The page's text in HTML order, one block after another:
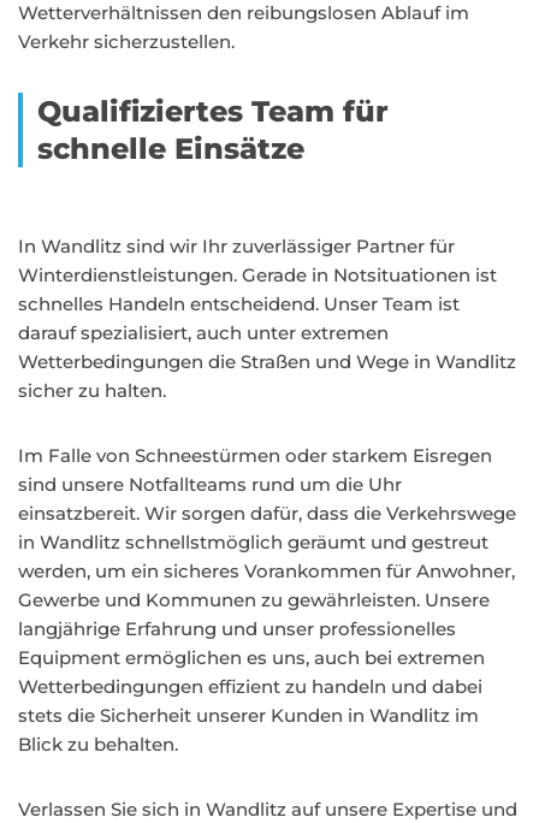
Wetterverhältnissen den reibungslosen Ablauf im
Verkehr sicherzustellen.
Qualifiziertes Team für
schnelle Einsätze
In Wandlitz sind wir Ihr zuverlässiger Partner für
Winterdienstleistungen. Gerade in Notsituationen ist
schnelles Handeln entscheidend. Unser Team ist
darauf spezialisiert, auch unter extremen
Wetterbedingungen die Straßen und Wege in Wandlitz
sicher zu halten.
Im Falle von Schneestürmen oder starkem Eisregen
sind unsere Notfallteams rund um die Uhr
einsatzbereit. Wir sorgen dafür, dass die Verkehrswege
in Wandlitz schnellstmöglich geräumt und gestreut
werden, um ein sicheres Vorankommen für Anwohner,
Gewerbe und Kommunen zu gewährleisten. Unsere
langjährige Erfahrung und unser professionelles
Equipment ermöglichen es uns, auch bei extremen
Wetterbedingungen effizient zu handeln und dabei
stets die Sicherheit unserer Kunden in Wandlitz im
Blick zu behalten.
Verlassen Sie sich in Wandlitz auf unsere Expertise und